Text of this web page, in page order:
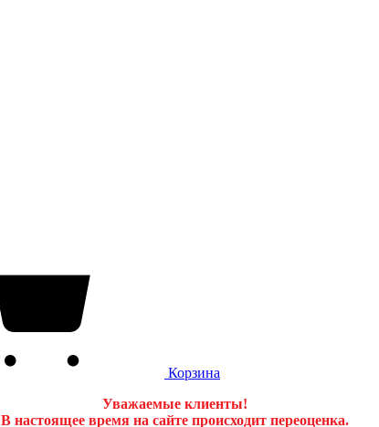
Корзина
Уважаемые клиенты!
В настоящее время на сайте происходит переоценка.